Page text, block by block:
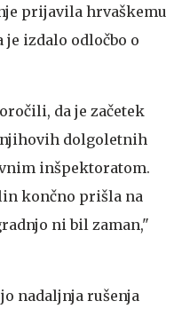
prijavila hrvaškemu
izdalo odločbo o
da je začetek
dolgoletnih
inšpektoratom.
končno prišla na
ni bil zaman,"
nadaljnja rušenja